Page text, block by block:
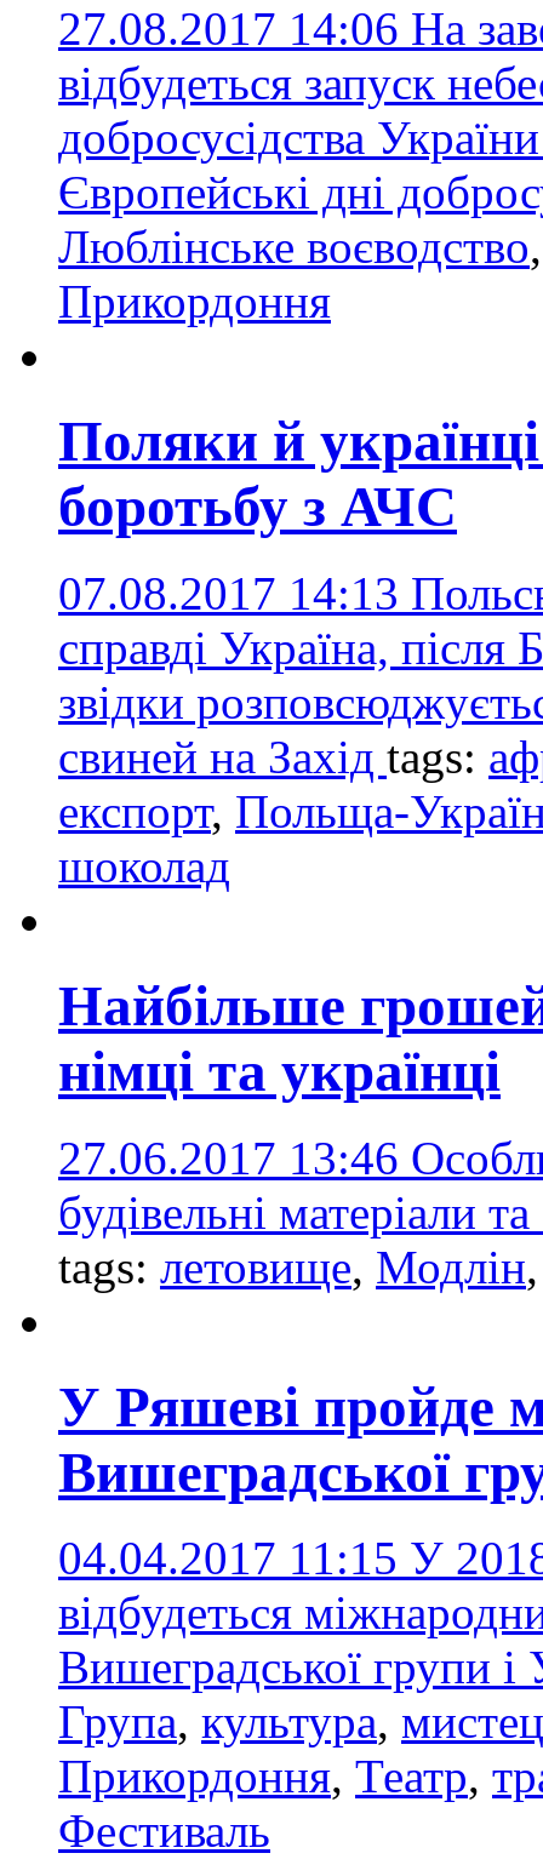
27.08.2017 14:06 На
відбудеться запуск
добросусідства
Європейські дні
Люблінське воєводство
Прикордоння
Поляки й
боротьбу з АЧС
07.08.2017 14:13
справді Україна, після
звідки
свиней на Захід tags:
експорт, Польща-
шоколад
Найбільше
німці та українці
27.06.2017 13:46
будівельні матеріали
tags: летовище, Модлін
У Ряшеві пройде
Вишеградської
04.04.2017 11:15 У
відбудеться
Вишеградської групи і
Група, культура,
Прикордоння, Театр,
Фестиваль